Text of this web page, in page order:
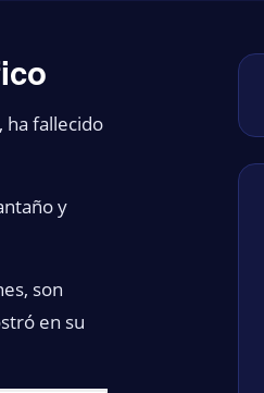
ha fallecido
y
son
en su